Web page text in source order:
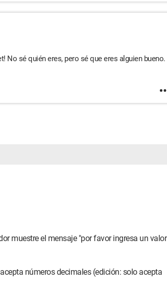
No sé quién eres, pero sé que eres alguien bueno.
muestre el mensaje "por favor ingresa un valor
números decimales (edición: solo acepta